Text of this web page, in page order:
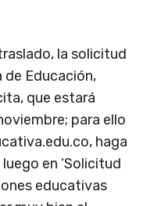
la solicitud
de Educación,
que estará
para ello
haga
en ‘Solicitud
educativas